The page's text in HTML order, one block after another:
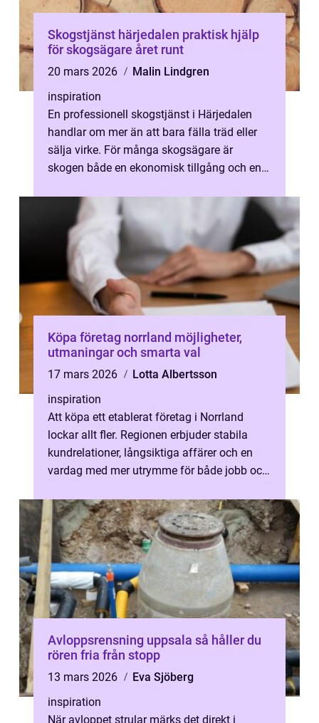
Skogstjänst härjedalen praktisk hjälp
för skogsägare året runt
20 mars 2026
Malin Lindgren
inspiration
En professionell skogstjänst i Härjedalen
handlar om mer än att bara fälla träd eller
sälja virke. För många skogsägare är
skogen både en ekonomisk tillgång och en
Köpa företag norrland möjligheter,
utmaningar och smarta val
17 mars 2026
Lotta Albertsson
inspiration
Att köpa ett etablerat företag i Norrland
lockar allt fler. Regionen erbjuder stabila
kundrelationer, långsiktiga affärer och en
vardag med mer utrymme för både jobb och
Avloppsrensning uppsala så håller du
rören fria från stopp
13 mars 2026
Eva Sjöberg
inspiration
När avloppet strular märks det direkt i